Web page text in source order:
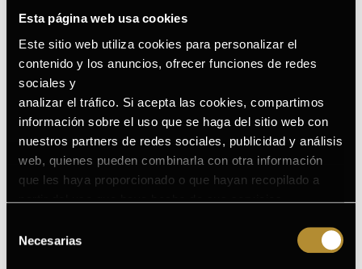
Esta página web usa cookies
Este sitio web utiliza cookies para personalizar el
contenido y los anuncios, ofrecer funciones de redes
sociales y
analizar el tráfico. Si acepta las cookies, compartimos
información sobre el uso que se haga del sitio web con
nuestros partners de redes sociales, publicidad y análisis
web, quienes pueden combinarla con otra información
que les haya proporcionado o que hayan recopilado a
partir del uso que haya hecho de sus servicios.
siguiente enlace
Necesarias
GERMINAL RADIANCE NIGHT CREMA
ANTIEDAD DE NOCHE